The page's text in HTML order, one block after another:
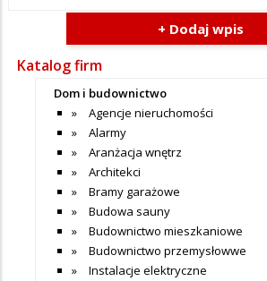
+ Dodaj wpis
Katalog firm
Dom i budownictwo
Agencje nieruchomości
Alarmy
Aranżacja wnętrz
Architekci
Bramy garażowe
Budowa sauny
Budownictwo mieszkaniowe
Budownictwo przemysłowwe
Instalacje elektryczne